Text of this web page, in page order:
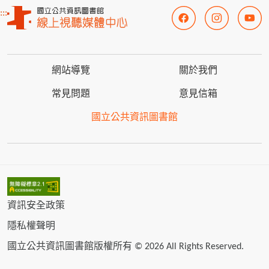
:::
網站導覽 關於我們
常見問題 意見信箱
國立公共資訊圖書館
資訊安全政策
隱私權聲明
國立公共資訊圖書館版權所有 © 2026 All Rights Reserved.